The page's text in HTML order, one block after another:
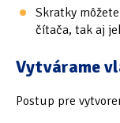
Běžný
Tipy & triky
Skratky
čítača, tak aj
Vytvárame
Postup pre